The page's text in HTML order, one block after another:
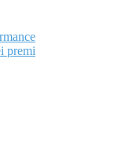
premi